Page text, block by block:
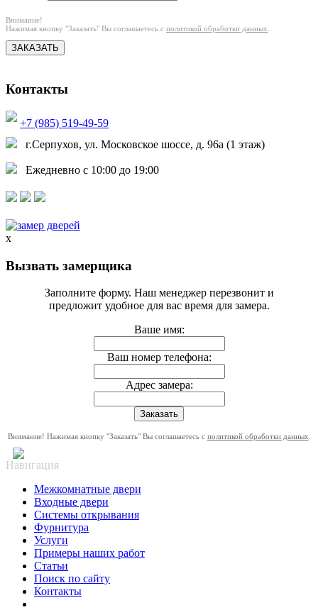
Внимание!
Нажимая кнопку "Заказать" Вы соглашаетесь с политикой обработки данных
ЗАКАЗАТЬ
Контакты
+7 (985) 519-49-59
г.Серпухов, ул. Московское шоссе, д. 96а (1 этаж)
Ежедневно с 10:00 до 19:00
x
Вызвать замерщика
Заполните форму. Наш менеджер перезвонит и
предложит удобное для вас время для замера.
Ваше имя:
Ваш номер телефона:
Адрес замера:
Внимание! Нажимая кнопку "Заказать" Вы соглашаетесь с политикой обработки данных
Навигация
Межкомнатные двери
Входные двери
Системы открывания
Фурнитура
Услуги
Примеры наших работ
Статьи
Поиск по сайту
Контакты